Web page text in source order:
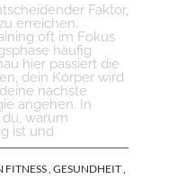
Faktor,
erreichen.
oft im Fokus
häufig
hier passiert die
dein Körper wird
nächste
angehen. In
warum
ist und
FITNESS GESUNDHEIT